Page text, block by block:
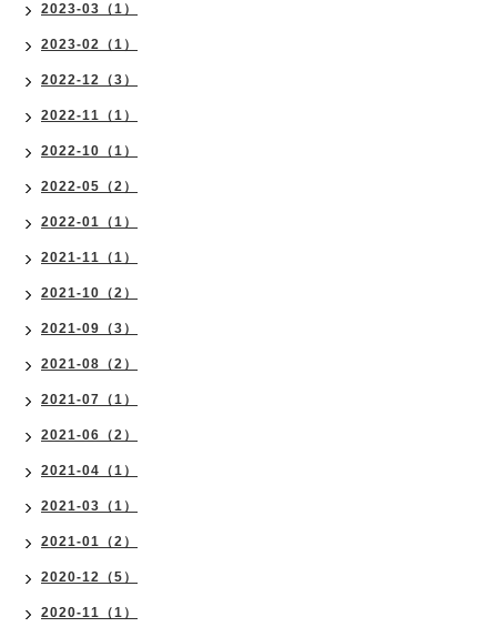
2023-03（1）
2023-02（1）
2022-12（3）
2022-11（1）
2022-10（1）
2022-05（2）
2022-01（1）
2021-11（1）
2021-10（2）
2021-09（3）
2021-08（2）
2021-07（1）
2021-06（2）
2021-04（1）
2021-03（1）
2021-01（2）
2020-12（5）
2020-11（1）